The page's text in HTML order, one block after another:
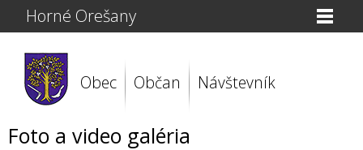
Horné Orešany
Obec Občan Návštevník
Foto a video galéria